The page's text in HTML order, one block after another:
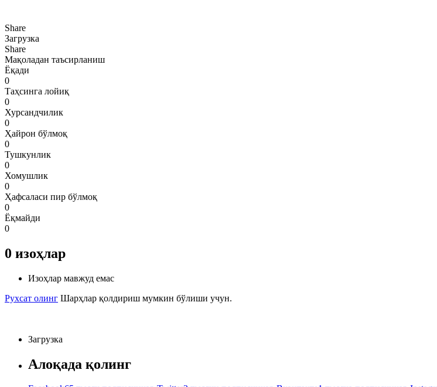
Share
Загрузка
Share
Мақоладан таъсирланиш
Ёқади
0
Таҳсинга лойиқ
0
Хурсандчилик
0
Ҳайрон бўлмоқ
0
Тушкунлик
0
Хомушлик
0
Ҳафсаласи пир бўлмоқ
0
Ёқмайди
0
0 изоҳлар
Изоҳлар мавжуд емас
Рухсат олинг Шарҳлар қолдириш мумкин бўлиши учун.
Загрузка
Алоқада қолинг